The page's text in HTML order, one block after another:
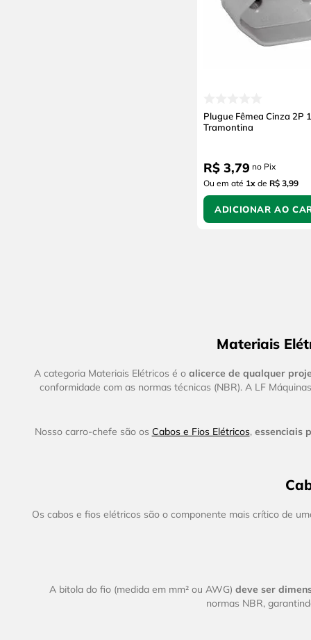
Plugue Fêmea Cinza 2P
Tramontina
R$ 3,79 no Pix
Ou em até 1x de R$ 3,99
ADICIONAR AO
Materiais
A categoria Materiais Elétricos é o alicerce de qualquer
conformidade com as normas técnicas (NBR). A LF
Nosso carro-chefe são os Cabos e Fios Elétricos, essenciais
Os cabos e fios elétricos são o componente mais crítico de
A bitola do fio (medida em mm² ou AWG) deve ser
normas NBR,